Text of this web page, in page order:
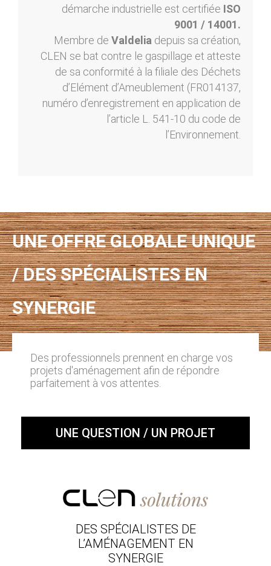
démarche industrielle est certifiée ISO
9001 / 14001.
Membre de Valdelia depuis sa création,
CLEN se bat contre le gaspillage et atteste
de sa conformité à la filiale des Déchets
d’Elément d’Ameublement (FR014137,
numéro d’enregistrement en application de
l’article L. 541-10 du code de
l’Environnement.
UNE OFFRE GLOBALE UNIQUE
/ DES SPÉCIALISTES EN
SYNERGIE
Des professionnels prennent en charge vos
projets d'aménagement afin de répondre
parfaitement à vos attentes.
UNE QUESTION / UN PROJET
DES SPÉCIALISTES DE
L’AMÉNAGEMENT EN
SYNERGIE